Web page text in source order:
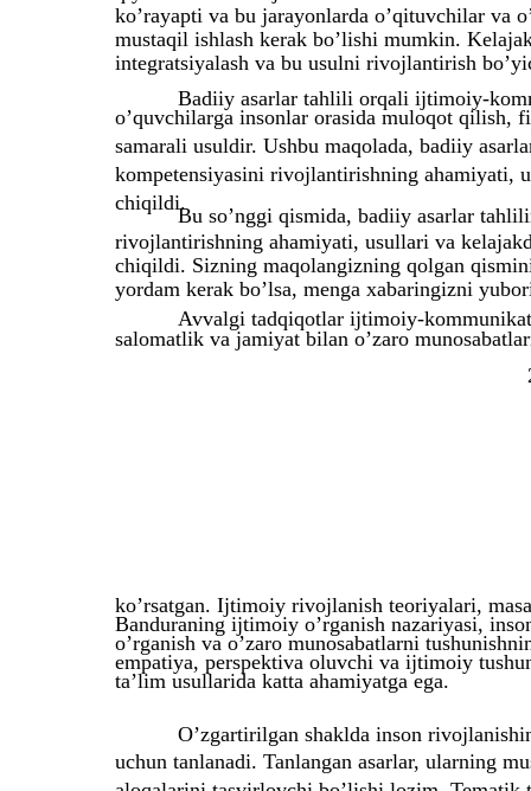
ko’rayapti va bu jarayonlarda o’qituvchilar va
mustaqil ishlash kerak bo’lishi mumkin.
integratsiyalash va bu usulni rivojlantirish
Badiiy asarlar tahlili orqali ijtimoiy-
o’quvchilarga insonlar orasida muloqot qilish,
samarali usuldir. Ushbu maqolada, badiiy
kompetensiyasini rivojlantirishning ahamiyati,
chiqildi.
Bu so’nggi qismida, badiiy asarlar
rivojlantirishning ahamiyati, usullari va
chiqildi. Sizning maqolangizning qolgan
yordam kerak bo’lsa, menga xabaringizni
Avvalgi tadqiqotlar ijtimoiy-
salomatlik va jamiyat bilan o’zaro
ko’rsatgan. Ijtimoiy rivojlanish teoriyalari,
Banduraning ijtimoiy o’rganish nazariyasi,
o’rganish va o’zaro munosabatlarni
empatiya, perspektiva oluvchi va ijtimoiy
ta’lim usullarida katta ahamiyatga ega.
O’zgartirilgan shaklda inson
uchun tanlanadi. Tanlangan asarlar, ularning